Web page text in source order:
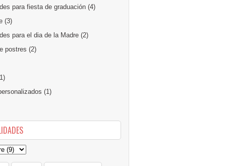
para fiesta de graduación (4)
(3)
para el dia de la Madre (2)
postres (2)
(1)